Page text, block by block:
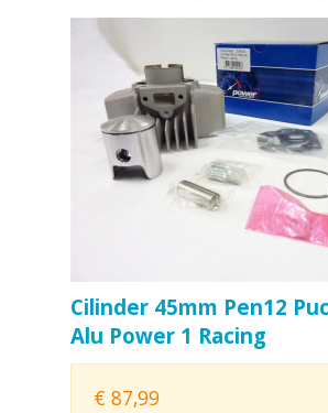
Cilinder 45mm Pen12
Alu Power 1 Racing
€ 87,99